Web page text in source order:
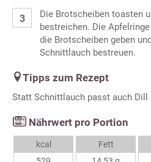
Die Brotscheiben toasten
bestreichen. Die
die Brotscheiben geben
Schnittlauch bestreuen.
Tipps zum Rezept
Statt Schnittlauch passt auch Dill
Nährwert pro Portion
kcal
Fett